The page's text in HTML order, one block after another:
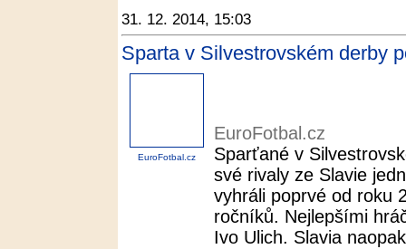
31. 12. 2014, 15:03
Sparta v Silvestrovském derby
EuroFotbal.cz
EuroFotbal.cz
Sparťané v
své rivaly ze Slavie
vyhráli poprvé od roku
ročníků. Nejlepšími
Ivo Ulich. Slavia